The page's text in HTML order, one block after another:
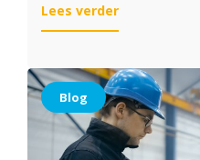
Lees verder:
SAP
wat
is
het
en
wat
Blog